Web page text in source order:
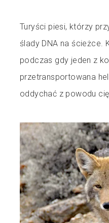
Turyści piesi, którzy
ślady DNA na ścieżce.
podczas gdy jeden z
przetransportowana
oddychać z powodu